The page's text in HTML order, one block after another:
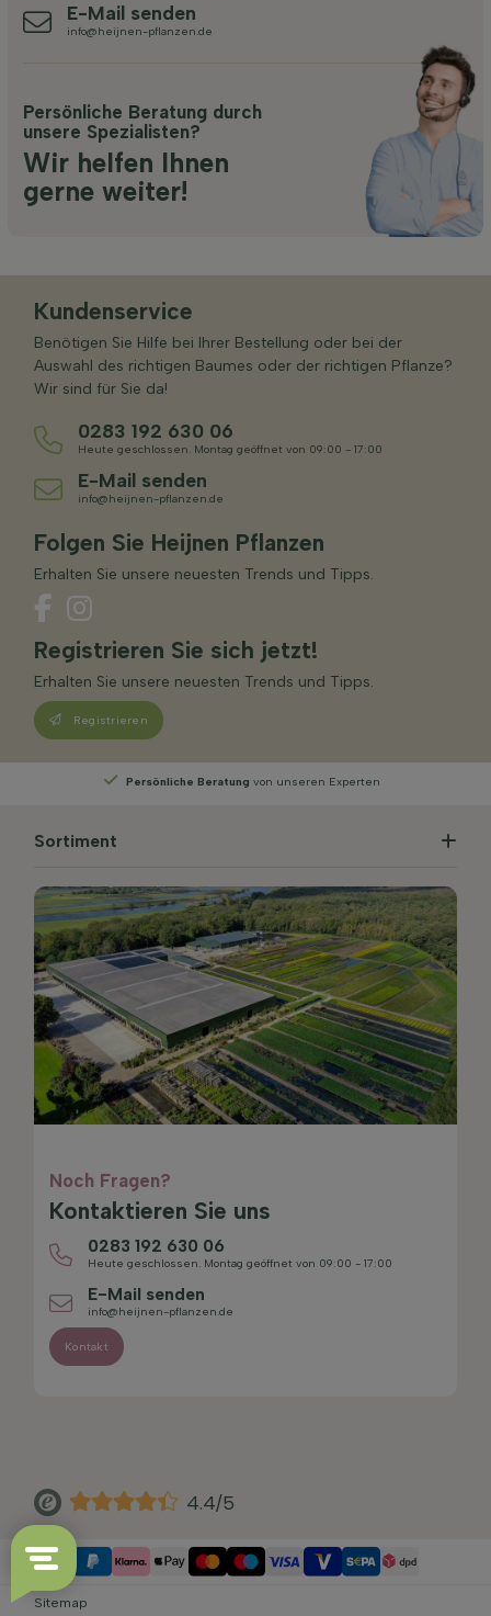
E-Mail senden
info@heijnen-pflanzen.de
Persönliche Beratung durch
unsere Spezialisten?
Wir helfen Ihnen
gerne weiter!
Kundenservice
Benötigen Sie Hilfe bei Ihrer Bestellung oder bei der
Auswahl des richtigen Baumes oder der richtigen Pflanze?
Wir sind für Sie da!
0283 192 630 06
Heute geschlossen. Montag geöffnet von 09:00 - 17:00
E-Mail senden
info@heijnen-pflanzen.de
Folgen Sie Heijnen Pflanzen
Erhalten Sie unsere neuesten Trends und Tipps.
Registrieren Sie sich jetzt!
Erhalten Sie unsere neuesten Trends und Tipps.
Registrieren
WählenSie Ihre Lieferwoche
Sortiment
Noch Fragen?
Kontaktieren Sie uns
0283 192 630 06
Heute geschlossen. Montag geöffnet von 09:00 - 17:00
E-Mail senden
info@heijnen-pflanzen.de
Kontakt
4.4/5
Sitemap